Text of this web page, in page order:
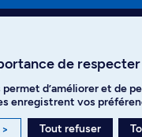
TikTok
de
permet d’améliorer et de
enregistrent vos
> Tout refuser